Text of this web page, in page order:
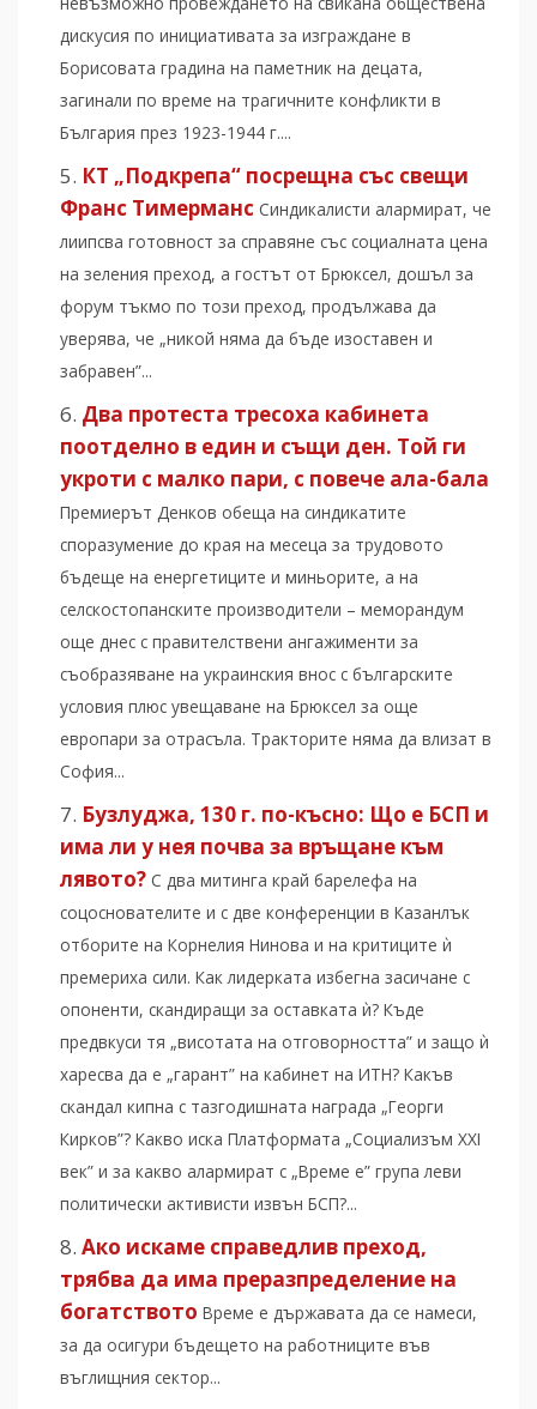
дискусия по инициативата за изграждане в
Борисовата градина на паметник на децата,
загинали по време на трагичните конфликти в
България през 1923-1944 г....
КТ „Подкрепа“ посрещна със свещи
Франс Тимерманс Синдикалисти алармират, че
лиипсва готовност за справяне със социалната цена
на зеления преход, а гостът от Брюксел, дошъл за
форум тъкмо по този преход, продължава да
уверява, че „никой няма да бъде изоставен и
забравен”...
Два протеста тресоха кабинета
поотделно в един и същи ден. Той ги
укроти с малко пари, с повече ала-бала
Премиерът Денков обеща на синдикатите
споразумение до края на месеца за трудовото
бъдеще на енергетиците и миньорите, а на
селскостопанските производители – меморандум
още днес с правителствени ангажименти за
съобразяване на украинския внос с българските
условия плюс увещаване на Брюксел за още
европари за отрасъла. Тракторите няма да влизат в
София...
Бузлуджа, 130 г. по-късно: Що е БСП и
има ли у нея почва за връщане към
лявото? С два митинга край барелефа на
соцоснователите и с две конференции в Казанлък
отборите на Корнелия Нинова и на критиците ѝ
премериха сили. Как лидерката избегна засичане с
опоненти, скандиращи за оставката ѝ? Къде
предвкуси тя „висотата на отговорността” и защо ѝ
харесва да е „гарант” на кабинет на ИТН? Какъв
скандал кипна с тазгодишната награда „Георги
Кирков”? Какво иска Платформата „Социализъм XXI
век” и за какво алармират с „Време е” група леви
политически активисти извън БСП?...
Ако искаме справедлив преход,
трябва да има преразпределение на
богатството Време е държавата да се намеси,
за да осигури бъдещето на работниците във
въглищния сектор...